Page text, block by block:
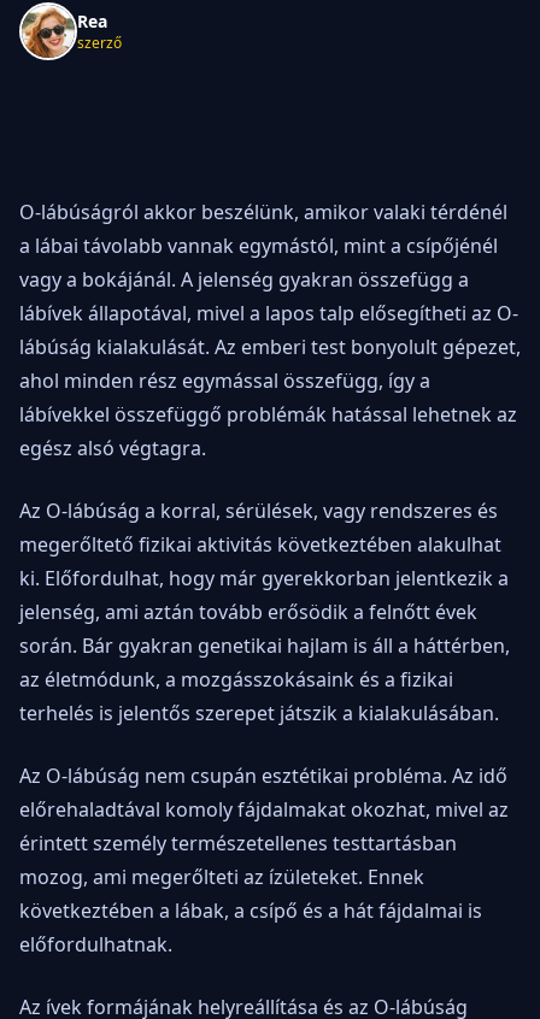
Rea
szerző
O-lábúságról akkor beszélünk, amikor valaki térdénél
a lábai távolabb vannak egymástól, mint a csípőjénél
vagy a bokájánál. A jelenség gyakran összefügg a
lábívek állapotával, mivel a lapos talp elősegítheti az O-
lábúság kialakulását. Az emberi test bonyolult gépezet,
ahol minden rész egymással összefügg, így a
lábívekkel összefüggő problémák hatással lehetnek az
egész alsó végtagra.
Az O-lábúság a korral, sérülések, vagy rendszeres és
megerőltető fizikai aktivitás következtében alakulhat
ki. Előfordulhat, hogy már gyerekkorban jelentkezik a
jelenség, ami aztán tovább erősödik a felnőtt évek
során. Bár gyakran genetikai hajlam is áll a háttérben,
az életmódunk, a mozgásszokásaink és a fizikai
terhelés is jelentős szerepet játszik a kialakulásában.
Az O-lábúság nem csupán esztétikai probléma. Az idő
előrehaladtával komoly fájdalmakat okozhat, mivel az
érintett személy természetellenes testtartásban
mozog, ami megerőlteti az ízületeket. Ennek
következtében a lábak, a csípő és a hát fájdalmai is
előfordulhatnak.
Az ívek formájának helyreállítása és az O-lábúság